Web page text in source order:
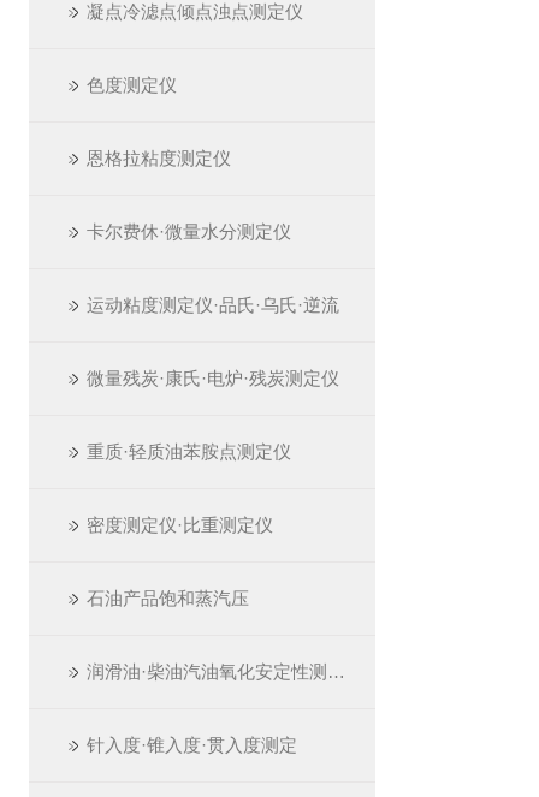
凝点冷滤点倾点浊点测定仪
色度测定仪
恩格拉粘度测定仪
卡尔费休·微量水分测定仪
运动粘度测定仪·品氏·乌氏·逆流
微量残炭·康氏·电炉·残炭测定仪
重质·轻质油苯胺点测定仪
密度测定仪·比重测定仪
石油产品饱和蒸汽压
润滑油·柴油汽油氧化安定性测定仪
针入度·锥入度·贯入度测定